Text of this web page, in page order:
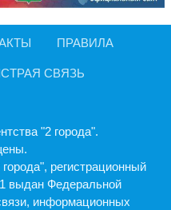
ПРАВИЛА
СВЯЗЬ
"2 города".
регистрационный
Федеральной
информационных